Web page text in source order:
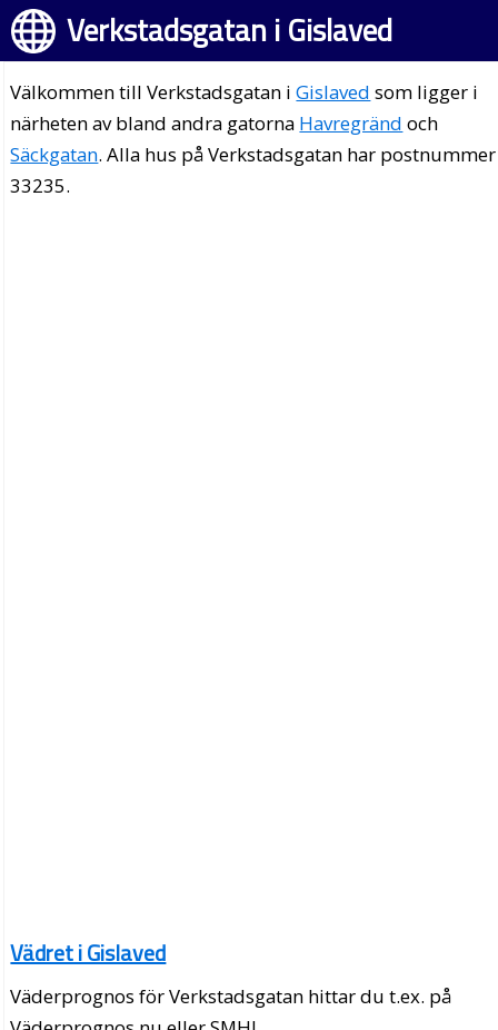
Verkstadsgatan i Gislaved
Välkommen till Verkstadsgatan iGislaved som ligger i
närheten av bland andra gatorna Havregränd och
Säckgatan. Alla hus på Verkstadsgatan har postnummer
33235.
Vädret i Gislaved
Väderprognos för Verkstadsgatan hittar du t.ex. på